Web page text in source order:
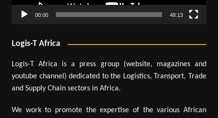
00:00 48:13
Logis-T Africa
Logis-T Africa is a press group (website, magazines and
youtube channel) dedicated to the Logistics, Transport, Trade
and Supply Chain sectors in Africa.
We work to promote the expertise of the various African